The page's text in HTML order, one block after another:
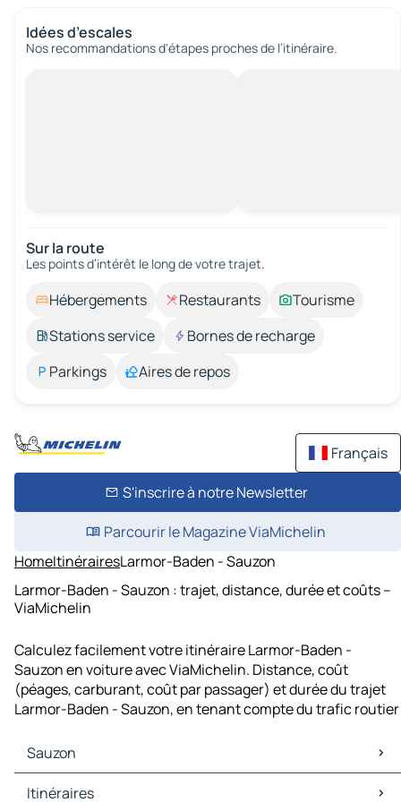
Idées d’escales
Nos recommandations d'étapes proches de l’itinéraire.
Sur la route
Les points d’intérêt le long de votre trajet.
Hébergements Restaurants
Tourisme
Stations service
Bornes de recharge
Parkings
Aires de repos
Français
S'inscrire à notre Newsletter
Parcourir le Magazine ViaMichelin
HomeItinérairesLarmor-Baden - Sauzon
Larmor-Baden - Sauzon : trajet, distance, durée et coûts –
ViaMichelin
Calculez facilement votre itinéraire Larmor-Baden -
Sauzon en voiture avec ViaMichelin. Distance, coût
(péages, carburant, coût par passager) et durée du trajet
Larmor-Baden - Sauzon, en tenant compte du trafic routier
Sauzon
Sauzon Cartes et plans
Itinéraires